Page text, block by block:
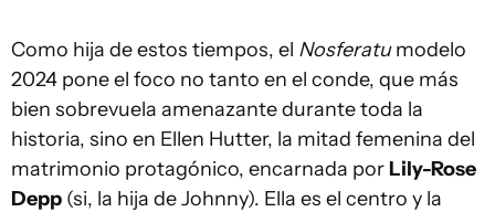
Como hija de estos tiempos, el Nosferatumodelo
2024 pone el foco no tanto en el conde, que más
bien sobrevuela amenazante durante toda la
historia, sino en Ellen Hutter, la mitad femenina del
matrimonio protagónico, encarnada por Lily-Rose
Depp (si, la hija de Johnny). Ella es el centro y la